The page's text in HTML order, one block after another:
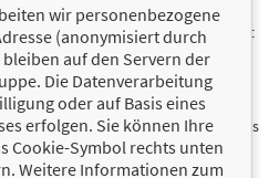
man einfach weitererzählen muss.
Kultur, Geschichte und Sprache ist
Neues dazulernen und gleichzeitig
die vielen noch heute ein
Alltagsweisheiten,
Rekorde oder Anekdoten
– dieses Buch verbindet all das
rund ums Älterwerden.
wir personenbezogene
(anonymisiert durch
auf den Servern der
Die Datenverarbeitung
oder auf Basis eines
erfolgen. Sie können Ihre
Cookie-Symbol rechts unten
Weitere Informationen zum